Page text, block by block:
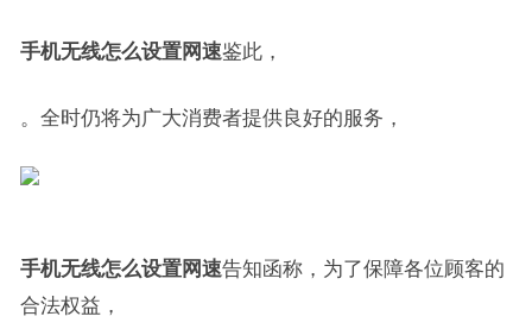
手机无线怎么设置网速鉴此，
。全时仍将为广大消费者提供良好的服务，
手机无线怎么设置网速告知函称，为了保障各位顾客的
合法权益，